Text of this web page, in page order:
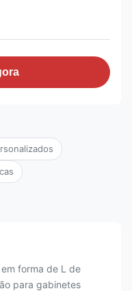
forma de L de
para gabinetes